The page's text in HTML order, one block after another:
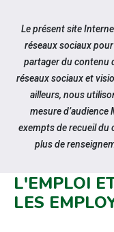
Aller au contenu
Actualités
UN
L'EMPLOI
LES
Le présent site
réseaux sociaux
partager du contenu
réseaux sociaux et
ailleurs, nous
mesure d’audience
exempts de recueil
plus de